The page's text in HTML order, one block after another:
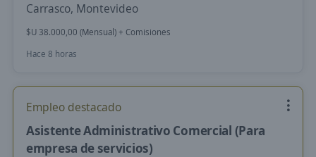
Carrasco, Montevideo
$U 38.000,00 (Mensual) + Comisiones
Hace 8 horas
Empleo destacado
Asistente Administrativo Comercial (Para
empresa de servicios)